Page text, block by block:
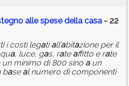
alle spese della casa - 22
i costi legatiall’abitazione per il
a, luce, gas, rate affitto e rate
un minimo di 800 sino aun
base al numero di componenti